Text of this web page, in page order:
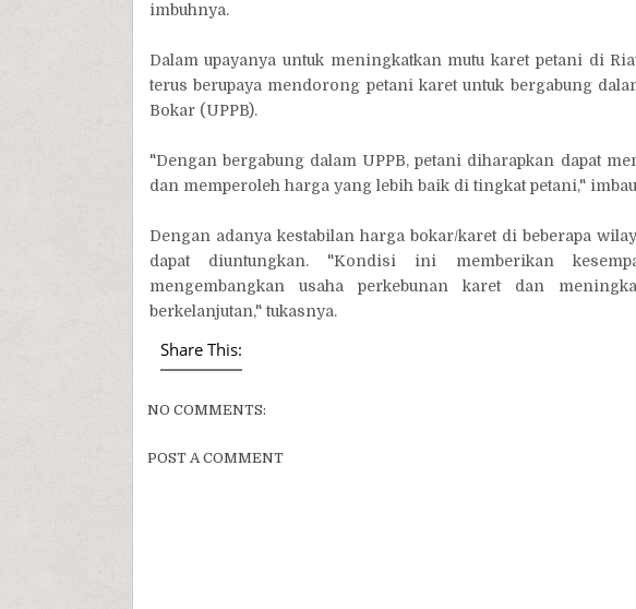
imbuhnya.
Dalam upayanya untuk meningkatkan mutu karet petani di
terus berupaya mendorong petani karet untuk bergabung
Bokar (UPPB).
"Dengan bergabung dalam UPPB, petani diharapkan dapat
dan memperoleh harga yang lebih baik di tingkat petani,"
Dengan adanya kestabilan harga bokar/karet di beberapa
dapat diuntungkan. "Kondisi ini memberikan
mengembangkan usaha perkebunan karet dan
berkelanjutan," tukasnya.
Share This:
NO COMMENTS:
POST A COMMENT